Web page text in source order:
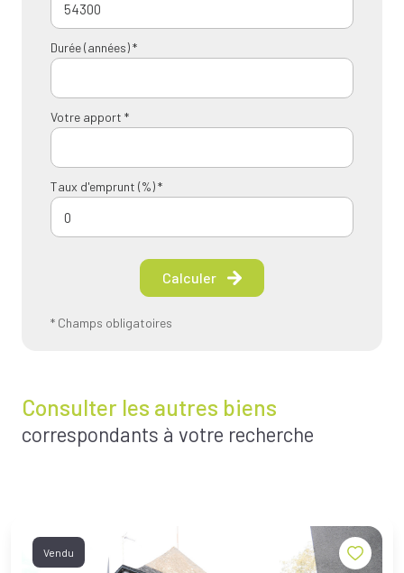
Durée (années) *
Votre apport *
Taux d'emprunt (%) *
Calculer
* Champs obligatoires
Consulter les autres biens
correspondants à votre recherche
Vendu